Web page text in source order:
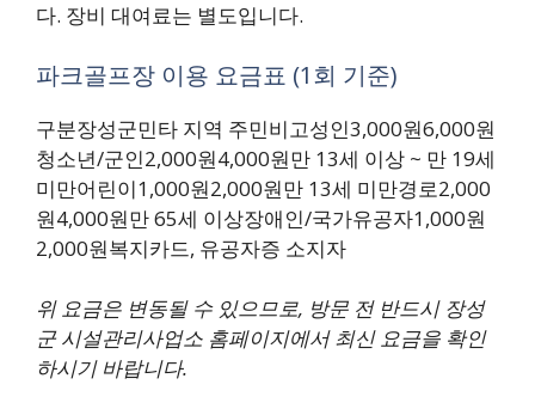
다. 장비 대여료는 별도입니다.
파크골프장 이용 요금표 (1회 기준)
구분장성군민타 지역 주민비고성인3,000원6,000원
청소년/군인2,000원4,000원만 13세 이상 ~ 만 19세
미만어린이1,000원2,000원만 13세 미만경로2,000
원4,000원만 65세 이상장애인/국가유공자1,000원
2,000원복지카드, 유공자증 소지자
위 요금은 변동될 수 있으므로, 방문 전 반드시 장성
군 시설관리사업소 홈페이지에서 최신 요금을 확인
하시기 바랍니다.